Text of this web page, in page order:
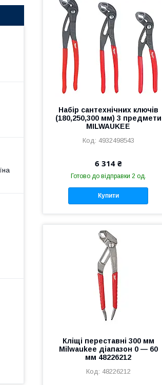
Набір сантехнічних ключів
(180,250,300 мм) 3 предмети
MILWAUKEE
4932498543
6 314 ₴
Готово до відправки 2 од.
Купити
Кліщі переставні 300 мм
Milwaukee діапазон 0 — 60
мм 48226212
48226212